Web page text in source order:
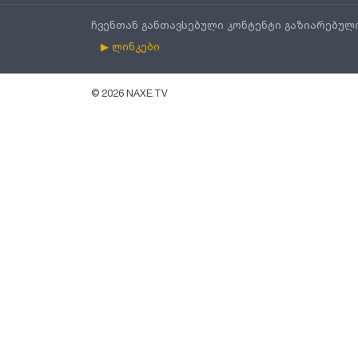
ჩვენთან განთავსებული კონტენტი
▶ ლინკები
© 2026 NAXE.TV